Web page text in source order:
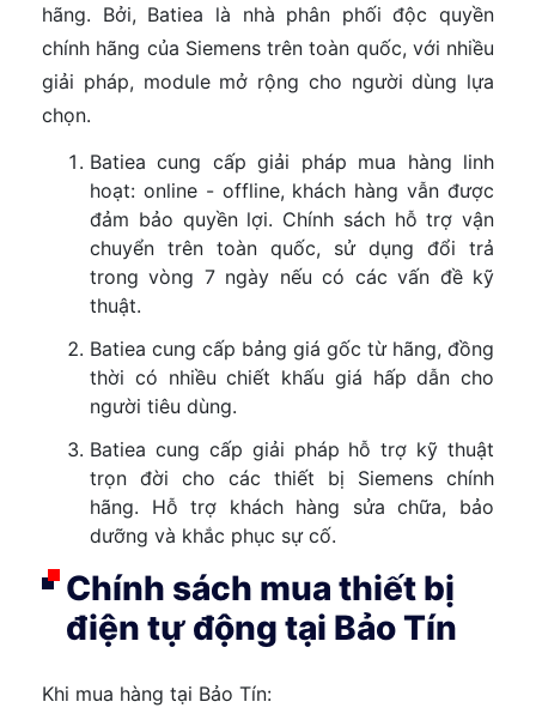
hãng. Bởi, Batiea là nhà phân phối độc quyền
chính hãng của Siemens trên toàn quốc, với nhiều
giải pháp, module mở rộng cho người dùng lựa
chọn.
Batiea cung cấp giải pháp mua hàng linh
hoạt: online - offline, khách hàng vẫn được
đảm bảo quyền lợi. Chính sách hỗ trợ vận
chuyển trên toàn quốc, sử dụng đổi trả
trong vòng 7 ngày nếu có các vấn đề kỹ
thuật.
Batiea cung cấp bảng giá gốc từ hãng, đồng
thời có nhiều chiết khấu giá hấp dẫn cho
người tiêu dùng.
Batiea cung cấp giải pháp hỗ trợ kỹ thuật
trọn đời cho các thiết bị Siemens chính
hãng. Hỗ trợ khách hàng sửa chữa, bảo
dưỡng và khắc phục sự cố.
Chính sách mua thiết bị
điện tự động tại Bảo Tín
Khi mua hàng tại Bảo Tín: